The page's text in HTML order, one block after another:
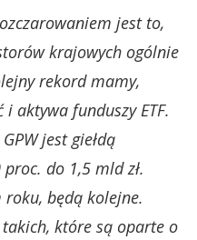
jest to,
krajowych ogólnie
rekord mamy,
aktywa funduszy ETF.
jest giełdą
do 1,5 mld zł.
roku, będą kolejne.
które są oparte o